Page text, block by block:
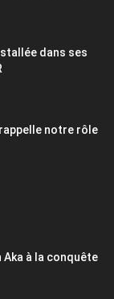
dans ses
notre rôle
à la conquête